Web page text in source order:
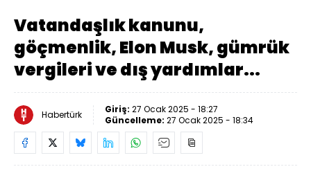
Vatandaşlık kanunu,
göçmenlik, Elon Musk, gümrük
vergileri ve dış yardımlar...
Habertürk Giriş: 27 Ocak 2025 - 18:27
Güncelleme: 27 Ocak 2025 - 18:34